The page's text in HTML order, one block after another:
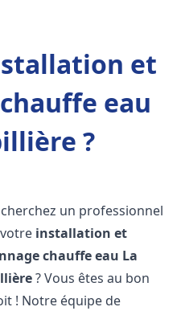
et
eau
?
un professionnel
installation et
chauffe eau La
? Vous êtes au bon
! Notre équipe de